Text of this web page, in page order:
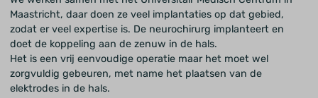
Maastricht, daar doen ze veel implantaties op dat gebied,
zodat er veel expertise is. De neurochirurg implanteert en
doet de koppeling aan de zenuw in de hals.
Het is een vrij eenvoudige operatie maar het moet wel
zorgvuldig gebeuren, met name het plaatsen van de
elektrodes in de hals.